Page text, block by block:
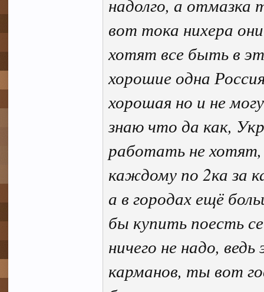
надолго, а отмазка
вот тока нихера
хотят все быть в
хорошие одна
хорошая но и не
знаю что да как,
работать не хотят,
каждому по 2ка за
а в городах ещё
бы купить поесть
ничего не надо,
карманов, ты вот